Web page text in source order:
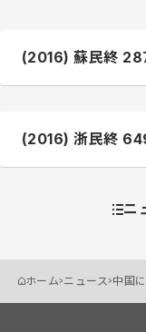
(2016) 蘇民終
(2016) 浙民終
ニ
ホーム ニュース 中国